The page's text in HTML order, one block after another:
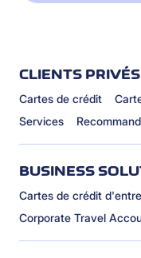
CLIENTS PRIVÉS
Cartes de crédit
Services
BUSINESS
Cartes de crédit
Corporate Travel